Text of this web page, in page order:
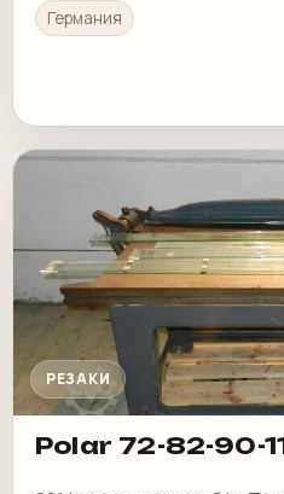
Германия
РЕЗАКИ
Polar 72-82-90-